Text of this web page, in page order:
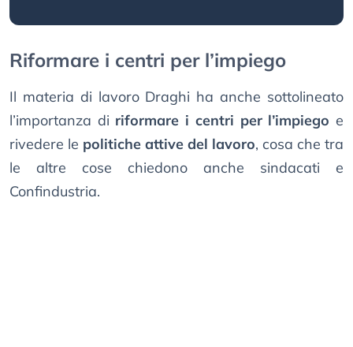
Riformare i centri per l’impiego
Il materia di lavoro Draghi ha anche sottolineato
l’importanza di riformare i centri per l’impiego e
rivedere le politiche attive del lavoro, cosa che tra
le altre cose chiedono anche sindacati e
Confindustria.